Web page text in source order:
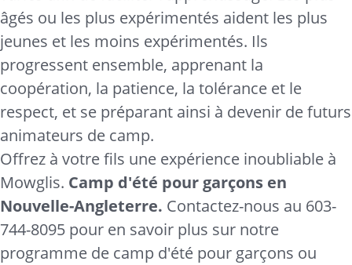
âgés ou les plus expérimentés aident les plus
jeunes et les moins expérimentés. Ils
progressent ensemble, apprenant la
coopération, la patience, la tolérance et le
respect, et se préparant ainsi à devenir de futurs
animateurs de camp.
Offrez à votre fils une expérience inoubliable à
Mowglis. Camp d'été pour garçons en
Nouvelle-Angleterre. Contactez-nous au 603-
744-8095 pour en savoir plus sur notre
programme de camp d'été pour garçons ou